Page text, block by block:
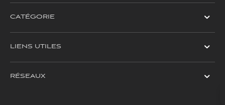
CATÉGORIE
LIENS UTILES
RÉSEAUX